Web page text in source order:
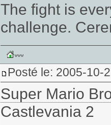
The fight is
challenge.
Posté le: 2005-10-
Super Mario
Castlevania 2